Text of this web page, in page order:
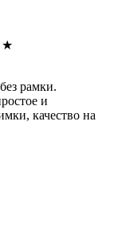
★
рамки.
и
качество на